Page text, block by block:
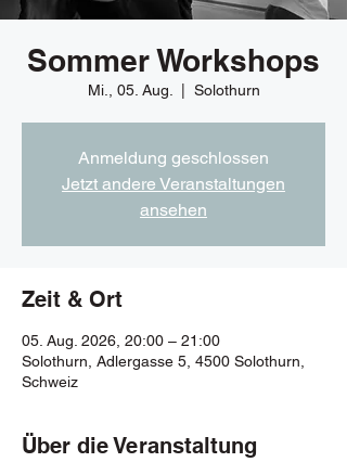
Sommer Workshops
Mi., 05. Aug. Solothurn
Anmeldung geschlossen
Jetzt andere Veranstaltungen
ansehen
Zeit & Ort
05. Aug. 2026, 20:00 – 21:00
Solothurn, Adlergasse 5, 4500 Solothurn,
Schweiz
Über die Veranstaltung